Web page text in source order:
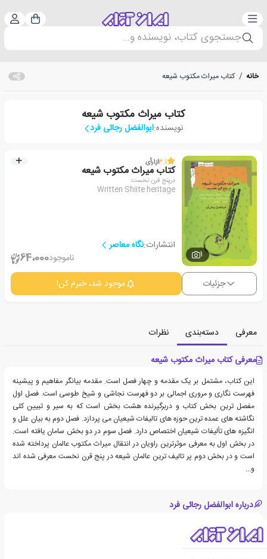
دسته‌بندی سبد
جستجوی کتاب، نویسنده و...
خانه / کتاب میراث مکتوب شیعه
کتاب میراث مکتوب شیعه
نویسنده:ابوالفضل رجائی فرد
1
3.1از1رأی
کتاب میراث مکتوب شیعه
درپنج قرن نخست
Written Shiite heritage
انتشارات:نگاه معاصر
ناموجود64،000
جزئیات موجود شد، خبرم کن!
معرفی دسته‌بندی
نظرات
معرفی کتاب میراث مکتوب شیعه
این کتاب، مشتمل بر یک مقدمه و چهار فصل است. مقدمه بیانگر مفاهیم و پیشینه
فهرست نگاری و مروری اجمالی بر دو فهرست نجاشی و شیخ طوسی است. فصل اول
مفصل ترین بخش کتاب و دربرگیرنده هشت بخش است که به سیر و تبیین کلی
نگاشته های عمده ترین حوزه های تالیفات شیعیان می پردازد. فصل دوم به بیان علل و
انگیزه های تألیفات شیعیان اختصاص دارد. فصل سوم در دو بخش سامان یافته است.
در بخش اول به معرفی موثرترین راویان در انتقال میراث مکتوب عالمان پرداخته شده
است و در بخش دوم پر تالیف ترین عالمان شیعه در پنج قرن نخست معرفی شده اند
و...
درباره ابوالفضل رجائی فرد